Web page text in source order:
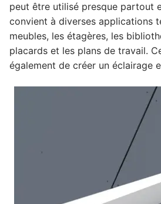
peut être utilisé presque partout
convient à diverses applications
meubles, les étagères, les
placards et les plans de travail.
également de créer un éclairage